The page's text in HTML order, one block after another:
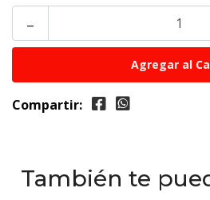
-
Compartir:
También te